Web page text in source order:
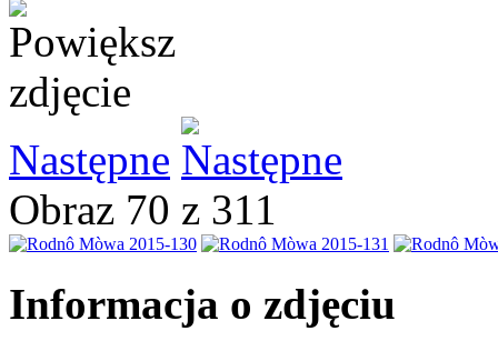
Następne
Obraz 70 z 311
Informacja o zdjęciu